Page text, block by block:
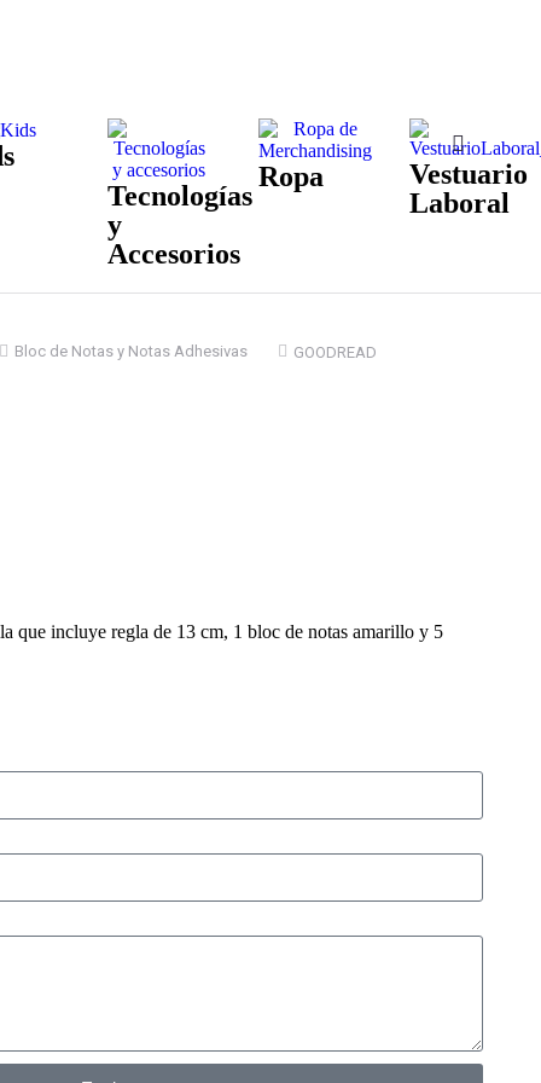
Tecnologías
y
Accesorios
Ropa
Vestuario
Laboral
Bloc de Notas y Notas Adhesivas GOODREAD
que incluye regla de 13 cm, 1 bloc de notas amarillo y 5